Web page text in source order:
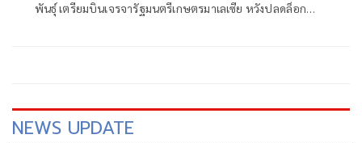
พันธุ์ เตรียมบินเจรจารัฐมนตรีเกษตรมาเลเซีย หวังปลดล็อกคำ
NEWS UPDATE